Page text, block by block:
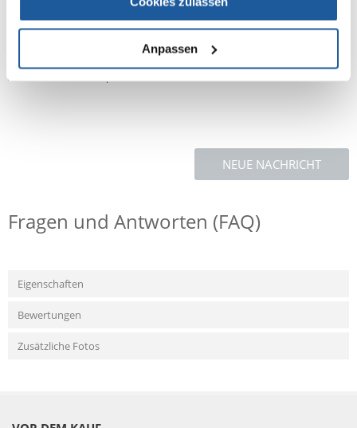
Anpassen
mg, β-Carotin 1,2 mg, Taurin 1000 mg, Glucosamin 500 mg, E1 (Eisen) 75
mg, E2 (Jod) 3 mg, E4 (Kupfer) 10 mg, E5 (Mangan) 50 mg, E6 (Zink) 180
Technologische Zusatzstoffe
Antioxidantien: Tocopherole
NEUE NACHRICHT
Fragen und Antworten (FAQ)
Eigenschaften
Bewertungen
Zusätzliche Fotos